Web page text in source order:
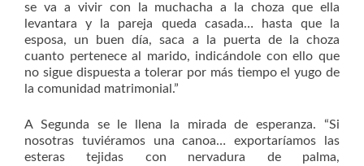
se va a vivir con la muchacha a la choza que ella
levantara y la pareja queda casada… hasta que la
esposa, un buen día, saca a la puerta de la choza
cuanto pertenece al marido, indicándole con ello que
no sigue dispuesta a tolerar por más tiempo el yugo de
la comunidad matrimonial.”
A Segunda se le llena la mirada de esperanza. “Si
nosotras tuviéramos una canoa… exportaríamos las
esteras tejidas con nervadura de palma,